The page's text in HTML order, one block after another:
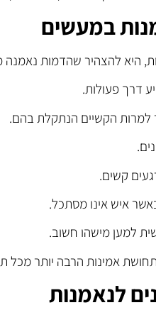
במעשים
היא להצהיר שהדמות נאמנה
דרך פעולות.
למרות הקשיים הנתקלת בהם.
קשים.
איש אינו מסתכל.
למען מישהו חשוב.
אמינות הרבה יותר מכל
לנאמנות